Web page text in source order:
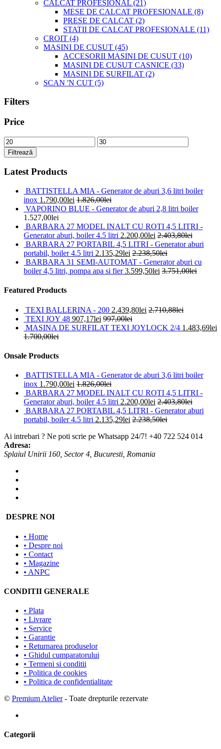
CALCAT PROFESIONAL (21)
MESE DE CALCAT PROFESIONALE (8)
PRESE DE CALCAT (2)
STATII DE CALCAT PROFESIONALE (11)
CROIT (4)
MASINI DE CUSUT (45)
ACCESORII MASINI DE CUSUT (10)
MASINI DE CUSUT CASNICE (33)
MASINI DE SURFILAT (2)
SCAN 'N CUT (5)
Filters
Price
Preț
minim
Preț
maxim
Filtrează
Latest Products
BATTISTELLA MIA - Generator de aburi 3,6 litri boiler
inox 1.790,00lei 1.826,00lei
VAPORINO BLUE - Generator de aburi 2,8 litri boiler
1.527,00lei
BARBARA 27 MODEL INALT CU ROTI 4,5 LITRI -
Generator aburi, boiler 4.5 litri 2.200,00lei 2.403,80lei
BARBARA 27 PORTABIL 4,5 LITRI - Generator aburi
portabil, boiler 4.5 litri 2.135,29lei 2.238,50lei
BARBARA 31 SEMI-AUTOMAT - Generator aburi cu
boiler 4,5 litri, pompa apa si fier 3.599,50lei 3.751,00lei
Featured Products
TEXI BALLERINA - 200 2.439,80lei 2.710,88lei
TEXI JOY 48 907,17lei 997,00lei
MASINA DE SURFILAT TEXI JOYLOCK 2/4 1.483,69lei
1.700,00lei
Onsale Products
BATTISTELLA MIA - Generator de aburi 3,6 litri boiler
inox 1.790,00lei 1.826,00lei
BARBARA 27 MODEL INALT CU ROTI 4,5 LITRI -
Generator aburi, boiler 4.5 litri 2.200,00lei 2.403,80lei
BARBARA 27 PORTABIL 4,5 LITRI - Generator aburi
portabil, boiler 4.5 litri 2.135,29lei 2.238,50lei
Ai intrebari ? Ne poti scrie pe Whatsapp 24/7! +40 722 524 014
Adresa:
Splaiul Unirii 160, Sector 4, Bucuresti, Romania
DESPRE NOI
• Home
• Despre noi
• Contact
• Magazine
• ANPC
CONDITII GENERALE
• Plata
• Livrare
• Service
• Garantie
• Returnarea produselor
• Ghidul cumparatorului
• Termeni si conditii
• Politica de cookies
• Politica de confidentialitate
© Premium Atelier- Toate drepturile rezervate
Categorii